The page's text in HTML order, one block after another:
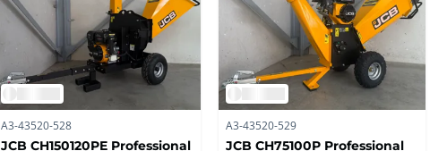
A3-43520-528
JCB CH150120PE Professional
A3-43520-529
JCB CH75100P Professional